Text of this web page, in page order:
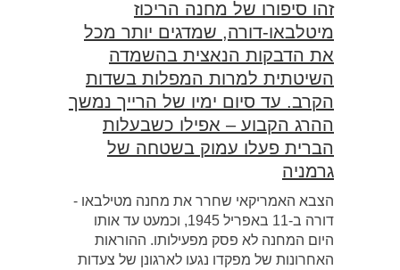
זהו סיפורו של מחנה הריכוז
מיטלבאו-דורה, שמדגים יותר מכל
את הדבקות הנאצית בהשמדה
השיטתית למרות המפלות בשדות
הקרב. עד סיום ימיו של הרייך נמשך
ההרג הקבוע – אפילו כשבעלות
הברית פעלו עמוק בשטחה של
גרמניה
הצבא האמריקאי שחרר את מחנה מטילבאו -
דורה ב-11 באפריל 1945, וכמעט עד אותו
היום המחנה לא פסק מפעילותו. ההוראות
האחרונות של מפקדו נגעו לארגונן של צעדות